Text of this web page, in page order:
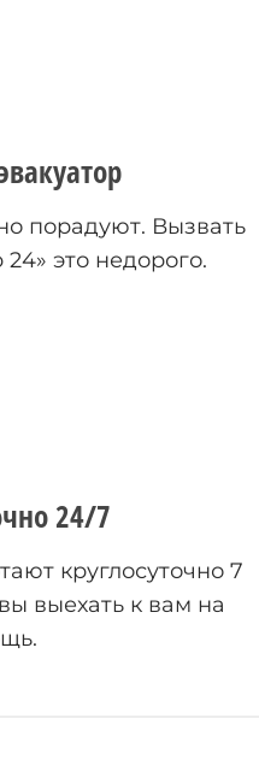
порадуют. Вызвать
это недорого.
24/7
круглосуточно 7
выехать к вам на